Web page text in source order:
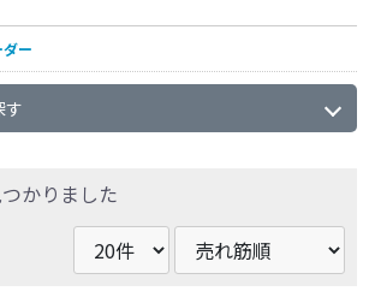
ー
す
かりました